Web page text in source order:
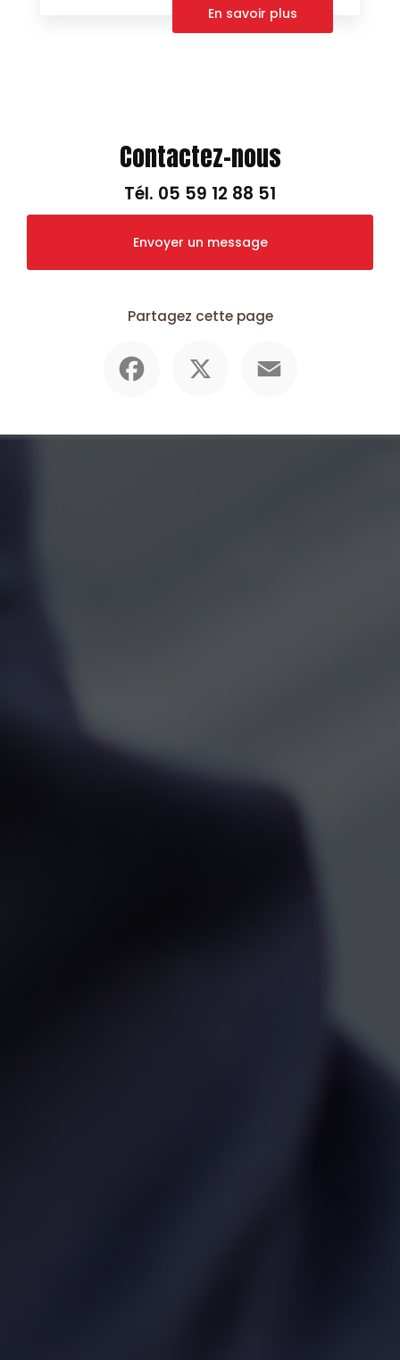
En savoir plus
Contactez-nous
Tél. 05 59 12 88 51
Envoyer un message
Partagez cette page